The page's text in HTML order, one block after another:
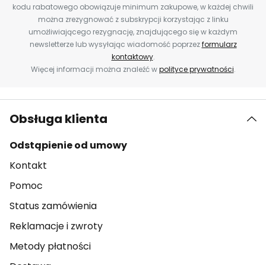
kodu rabatowego obowiązuje minimum zakupowe, w każdej chwili
można zrezygnować z subskrypcji korzystając z linku
umożliwiającego rezygnację, znajdującego się w każdym
newsletterze lub wysyłając wiadomość poprzezformularz
kontaktowy.
Więcej informacji można znaleźć wpolityce prywatności.
Obsługa klienta
Odstąpienie od umowy
Kontakt
Pomoc
Status zamówienia
Reklamacje i zwroty
Metody płatności